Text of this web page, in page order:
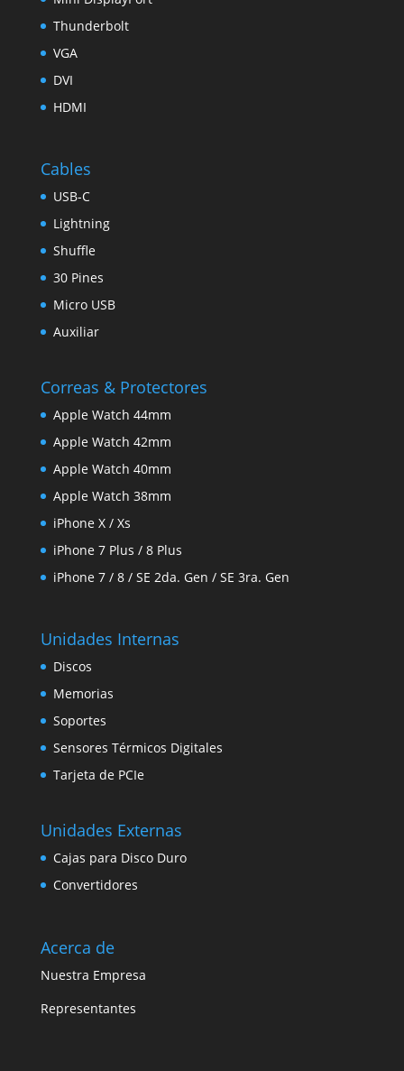
Thunderbolt
VGA
DVI
HDMI
Cables
USB-C
Lightning
Shuffle
30 Pines
Micro USB
Auxiliar
Correas & Protectores
Apple Watch 44mm
Apple Watch 42mm
Apple Watch 40mm
Apple Watch 38mm
iPhone X / Xs
iPhone 7 Plus / 8 Plus
iPhone 7 / 8 / SE 2da. Gen / SE 3ra. Gen
Unidades Internas
Discos
Memorias
Soportes
Sensores Térmicos Digitales
Tarjeta de PCIe
Unidades Externas
Cajas para Disco Duro
Convertidores
Acerca de
Nuestra Empresa
Representantes